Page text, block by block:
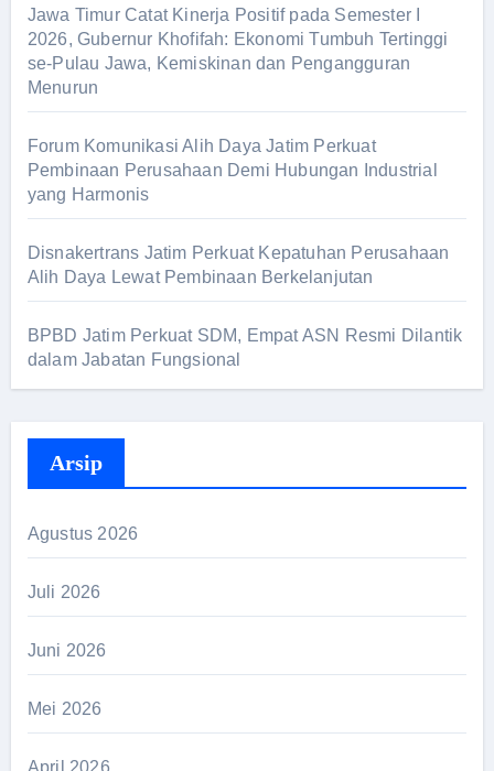
Jawa Timur Catat Kinerja Positif pada Semester I
2026, Gubernur Khofifah: Ekonomi Tumbuh Tertinggi
se-Pulau Jawa, Kemiskinan dan Pengangguran
Menurun
Forum Komunikasi Alih Daya Jatim Perkuat
Pembinaan Perusahaan Demi Hubungan Industrial
yang Harmonis
Disnakertrans Jatim Perkuat Kepatuhan Perusahaan
Alih Daya Lewat Pembinaan Berkelanjutan
BPBD Jatim Perkuat SDM, Empat ASN Resmi Dilantik
dalam Jabatan Fungsional
Arsip
Agustus 2026
Juli 2026
Juni 2026
Mei 2026
April 2026